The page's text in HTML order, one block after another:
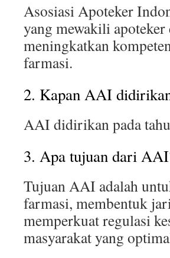
Asosiasi Apoteker
yang mewakili
meningkatkan
farmasi.
2. Kapan AAI
AAI didirikan pada
3. Apa tujuan dari
Tujuan AAI adalah
farmasi, membentuk
memperkuat regulasi
masyarakat yang